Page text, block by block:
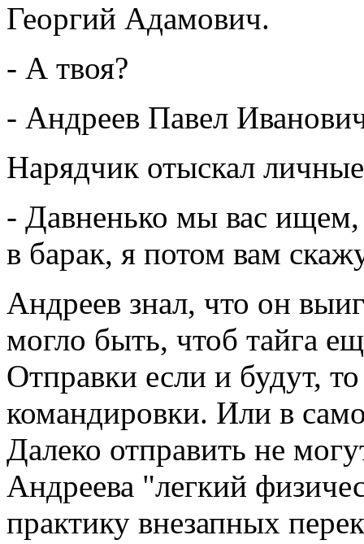
Георгий Адамович.
- А твоя?
- Андреев Павел
Нарядчик отыскал
- Давненько мы вас ищем,
в барак, я потом вам
Андреев знал, что он
могло быть, чтоб тайга
Отправки если и будут,
командировки. Или в
Далеко отправить не
Андреева "легкий
практику внезапных